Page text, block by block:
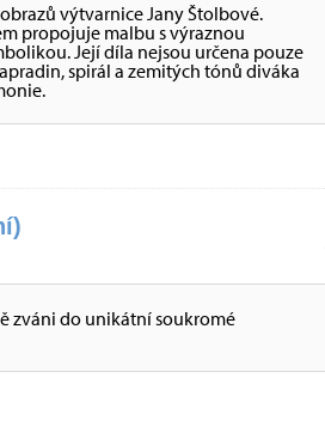
výtvarnice Jany Štolbové.
propojuje malbu s výraznou
Její díla nejsou určena pouze
spirál a zemitých tónů diváka
zváni do unikátní soukromé